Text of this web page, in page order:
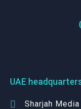
UAE
Sharjah